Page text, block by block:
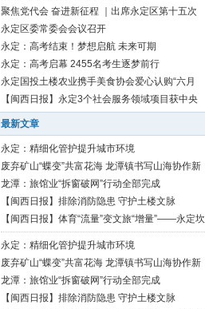
聚焦党代会 奋进新征程 ｜出席永定区第十五次
党代会代表向大会报到
永定区委常委会会议召开
永定：高考结束！梦想启航 未来可期
永定：高考启幕 2455名考生逐梦前行
永定国投土楼农业携手美食协会爱心认购“六月
红”芋1500斤
【闽西日报】永定3个社会服务领域项目获中央
资金补助
最新文章
永定：精细化管护提升城市环境
废弃矿山“蝶变”共富花海 龙潭镇书写山海协作新
篇章
龙潭：旅馆业“拆窗破网”行动全部完成
【闽西日报】排除消防隐患 守护土楼文脉
【闽西日报】体育“流量”变文旅“增量”——永定坎
永定：精细化管护提升城市环境
废弃矿山“蝶变”共富花海 龙潭镇书写山海协作新
篇章
龙潭：旅馆业“拆窗破网”行动全部完成
【闽西日报】排除消防隐患 守护土楼文脉